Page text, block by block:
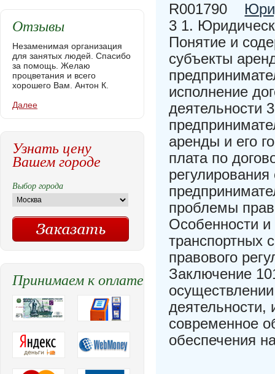
R001790
3 1.
Понятие и
субъекты
исполнение
деятельности
аренды и его
плата по
проблемы
Особенности
транспортных
правового
Заключение
деятельности,
современное
обеспечения
Отзывы
Незаменимая организация
для занятых людей. Спасибо
за помощь. Желаю
процветания и всего
хорошего Вам. Антон К.
Далее
Узнать цену
Вашем городе
Выбор города
Принимаем к оплате